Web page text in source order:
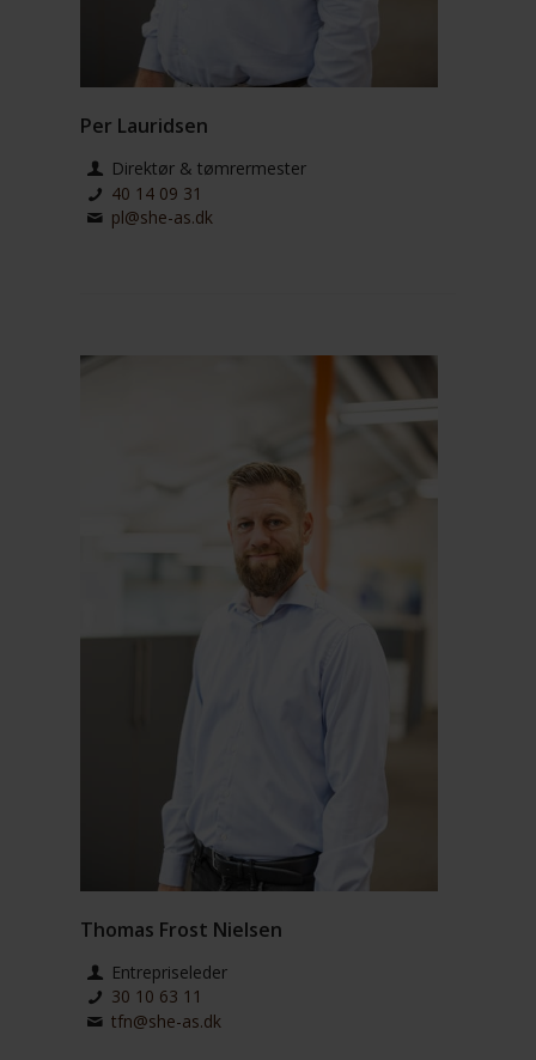
Per Lauridsen
Direktør & tømrermester
40 14 09 31
pl@she-as.dk
Thomas Frost Nielsen
Entrepriseleder
30 10 63 11
tfn@she-as.dk